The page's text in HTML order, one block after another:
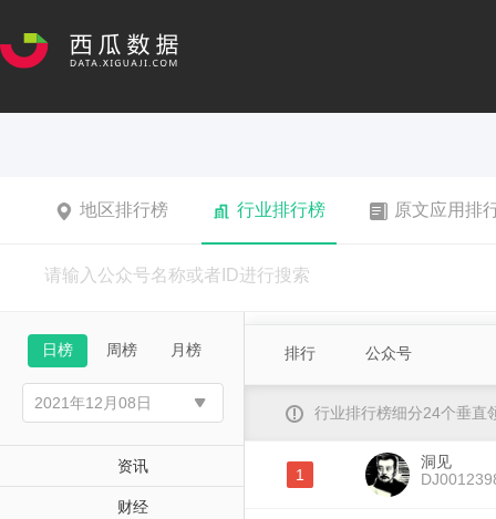
地区排行榜 行业排行榜 原文应用排
日榜 周榜 月榜
资讯
财经
排行 公众号
行业排行榜细分24个垂直
1
洞见